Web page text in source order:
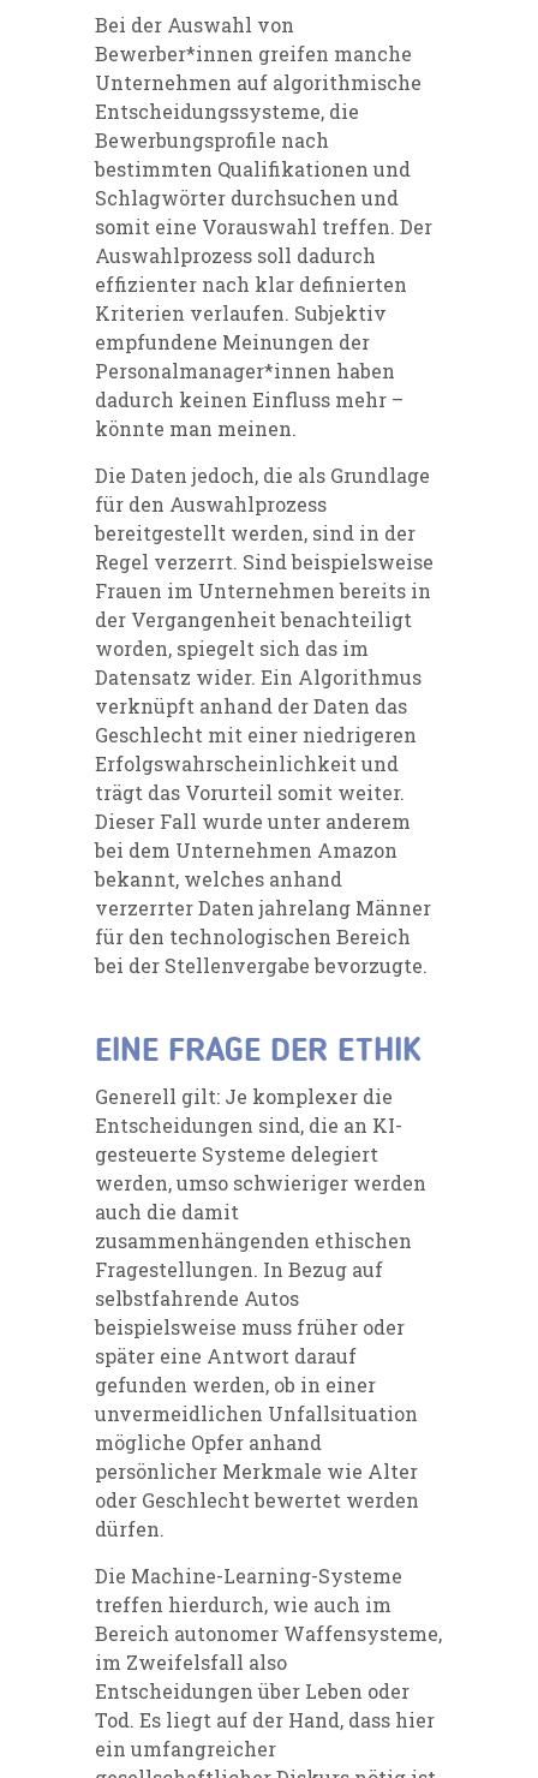
Bei der Auswahl von
Bewerber*innen greifen manche
Unternehmen auf algorithmische
Entscheidungssysteme, die
Bewerbungsprofile nach
bestimmten Qualifikationen und
Schlagwörter durchsuchen und
somit eine Vorauswahl treffen. Der
Auswahlprozess soll dadurch
effizienter nach klar definierten
Kriterien verlaufen. Subjektiv
empfundene Meinungen der
Personalmanager*innen haben
dadurch keinen Einfluss mehr –
könnte man meinen.
Die Daten jedoch, die als Grundlage
für den Auswahlprozess
bereitgestellt werden, sind in der
Regel verzerrt. Sind beispielsweise
Frauen im Unternehmen bereits in
der Vergangenheit benachteiligt
worden, spiegelt sich das im
Datensatz wider. Ein Algorithmus
verknüpft anhand der Daten das
Geschlecht mit einer niedrigeren
Erfolgswahrscheinlichkeit und
trägt das Vorurteil somit weiter.
Dieser Fall wurde unter anderem
bei dem Unternehmen Amazon
bekannt, welches anhand
verzerrter Daten jahrelang Männer
für den technologischen Bereich
bei der Stellenvergabe bevorzugte.
EINE FRAGE DER ETHIK
Generell gilt: Je komplexer die
Entscheidungen sind, die an KI-
gesteuerte Systeme delegiert
werden, umso schwieriger werden
auch die damit
zusammenhängenden ethischen
Fragestellungen. In Bezug auf
selbstfahrende Autos
beispielsweise muss früher oder
später eine Antwort darauf
gefunden werden, ob in einer
unvermeidlichen Unfallsituation
mögliche Opfer anhand
persönlicher Merkmale wie Alter
oder Geschlecht bewertet werden
dürfen.
Die Machine-Learning-Systeme
treffen hierdurch, wie auch im
Bereich autonomer Waffensysteme,
im Zweifelsfall also
Entscheidungen über Leben oder
Tod. Es liegt auf der Hand, dass hier
ein umfangreicher